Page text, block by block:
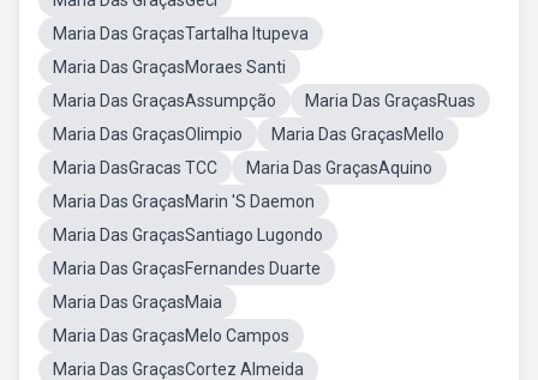
Maria Das GraçasTartalha Itupeva
Maria Das GraçasMoraes Santi
Maria Das GraçasAssumpção
Maria Das GraçasRuas
Maria Das GraçasOlimpio
Maria Das GraçasMello
Maria DasGracas TCC
Maria Das GraçasAquino
Maria Das GraçasMarin 'S Daemon
Maria Das GraçasSantiago Lugondo
Maria Das GraçasFernandes Duarte
Maria Das GraçasMaia
Maria Das GraçasMelo Campos
Maria Das GraçasCortez Almeida